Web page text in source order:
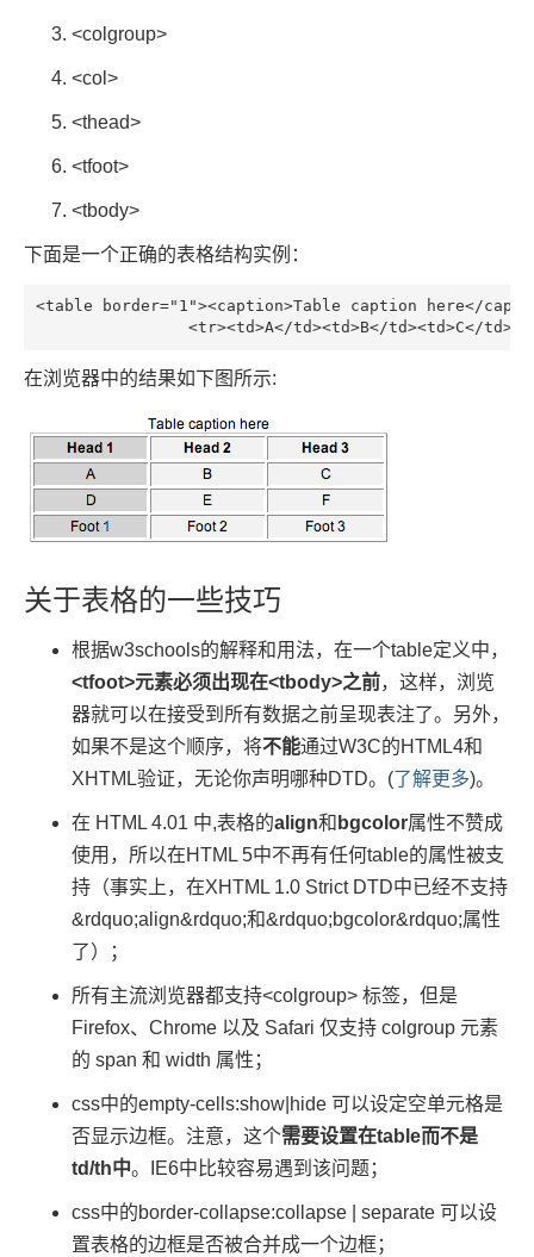
<colgroup>
<col>
<thead>
<tfoot>
<tbody>
下面是一个正确的表格结构实例：
<table border="1"><caption>Table caption here</caption><colgroup span="1" style="background:#DEDEDE;"/><colgroup
<tr><td>A</td><td>B</td><td>C</
在浏览器中的结果如下图所示:
关于表格的一些技巧
根据w3schools的解释和用法，在一个table定义中，
<tfoot>元素必须出现在<tbody>之前，这样，浏览
器就可以在接受到所有数据之前呈现表注了。另外，
如果不是这个顺序，将不能通过W3C的HTML4和
XHTML验证，无论你声明哪种DTD。(了解更多)。
在 HTML 4.01 中,表格的align和 bgcolor属性不赞成
使用，所以在HTML 5中不再有任何table的属性被支
持（事实上，在XHTML 1.0 Strict DTD中已经不支持
&rdquo;align&rdquo;和&rdquo;bgcolor&rdquo;属性
了）；
所有主流浏览器都支持<colgroup> 标签，但是
Firefox、Chrome 以及 Safari 仅支持 colgroup 元素
的 span 和 width 属性；
css中的empty-cells:show|hide 可以设定空单元格是
否显示边框。注意，这个需要设置在table而不是
td/th中。IE6中比较容易遇到该问题；
css中的border-collapse:collapse | separate 可以设
置表格的边框是否被合并成一个边框；